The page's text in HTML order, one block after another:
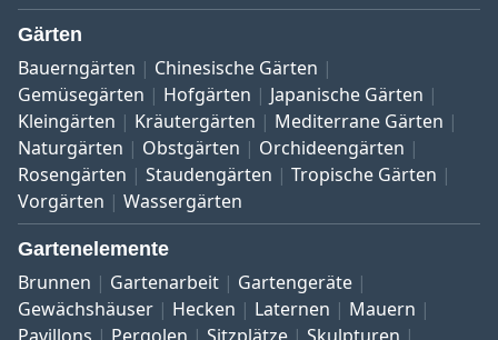
Gärten
Bauerngärten
Chinesische Gärten
Gemüsegärten
Hofgärten
Japanische Gärten
Kleingärten
Kräutergärten
Mediterrane Gärten
Naturgärten
Obstgärten
Orchideengärten
Rosengärten
Staudengärten
Tropische Gärten
Vorgärten
Wassergärten
Gartenelemente
Brunnen Gartenarbeit
Gartengeräte
Gewächshäuser
Hecken Laternen
Mauern